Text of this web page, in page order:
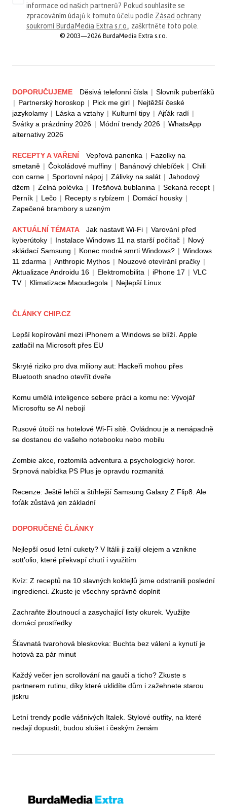
informace od našich partnerů? Pokud souhlasíte se
zpracováním údajů k tomuto účelu podle Zásad ochrany
soukromí BurdaMedia Extra s.r.o. , zaškrtněte toto pole.
© 2003—2026 BurdaMedia Extra s.r.o.
DOPORUČUJEME Děsivá telefonní čísla | Slovník puberťáků
| Partnerský horoskop | Pick me girl | Nejtěžší české
jazykolamy | Láska a vztahy | Kulturní tipy | Ajťák radí |
Svátky a prázdniny 2026 | Módní trendy 2026 | WhatsApp
alternativy 2026
RECEPTY A VAŘENÍ Vepřová panenka | Fazolky na
smetaně | Čokoládové muffiny | Banánový chlebíček | Chili
con carne | Sportovní nápoj | Zálivky na salát | Jahodový
džem | Zelná polévka | Třešňová bublanina | Sekaná recept |
Perník | Lečo | Recepty s rybízem | Domácí housky |
Zapečené brambory s uzeným
AKTUÁLNÍ TÉMATA Jak nastavit Wi-Fi | Varování před
kyberútoky | Instalace Windows 11 na starší počítač | Nový
skládací Samsung | Konec modré smrti Windows? | Windows
11 zdarma | Anthropic Mythos | Nouzové otevírání pračky |
Aktualizace Androidu 16 | Elektromobilita | iPhone 17 | VLC
TV | Klimatizace Maoudegola | Nejlepší Linux
ČLÁNKY CHIP.CZ
Lepší kopírování mezi iPhonem a Windows se blíží. Apple
zatlačil na Microsoft přes EU
Skryté riziko pro dva miliony aut: Hackeři mohou přes
Bluetooth snadno otevřít dveře
Komu umělá inteligence sebere práci a komu ne: Vývojář
Microsoftu se AI nebojí
Rusové útočí na hotelové Wi-Fi sítě. Ovládnou je a nenápadně
se dostanou do vašeho notebooku nebo mobilu
Zombie akce, roztomilá adventura a psychologický horor.
Srpnová nabídka PS Plus je opravdu rozmanitá
Recenze: Ještě lehčí a štíhlejší Samsung Galaxy Z Flip8. Ale
foťák zůstává jen základní
DOPORUČENÉ ČLÁNKY
Nejlepší osud letní cukety? V Itálii ji zalijí olejem a vznikne
sott’olio, které překvapí chutí i využitím
Kvíz: Z receptů na 10 slavných koktejlů jsme odstranili poslední
ingredienci. Zkuste je všechny správně doplnit
Zachraňte žloutnoucí a zasychající listy okurek. Využijte
domácí prostředky
Šťavnatá tvarohová bleskovka: Buchta bez válení a kynutí je
hotová za pár minut
Každý večer jen scrollování na gauči a ticho? Zkuste s
partnerem rutinu, díky které uklidíte dům i zažehnete starou
jiskru
Letní trendy podle vášnivých Italek. Stylové outfity, na které
nedají dopustit, budou slušet i českým ženám